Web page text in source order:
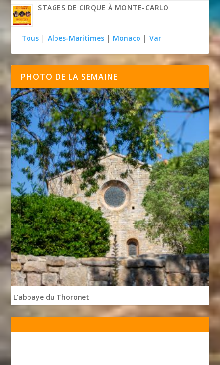
STAGES DE CIRQUE À MONTE-CARLO
Tous | Alpes-Maritimes | Monaco | Var
PHOTO DE LA SEMAINE
L'abbaye du Thoronet